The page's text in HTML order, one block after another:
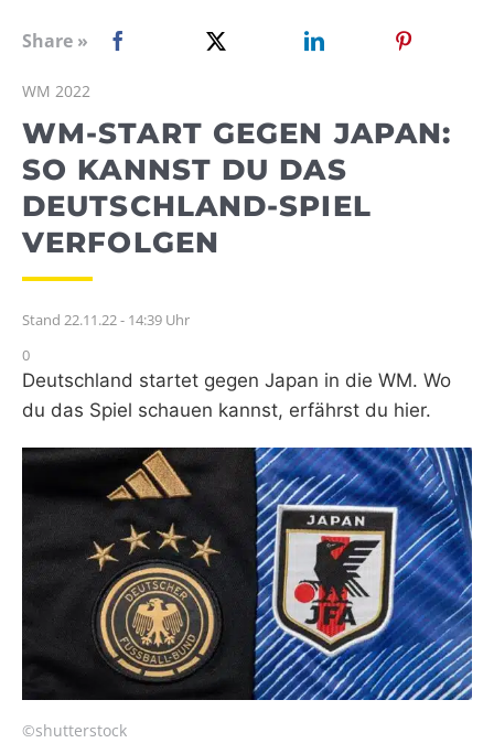
WEBRADIO
Share »
WM 2022
WM-START GEGEN JAPAN:
SO KANNST DU DAS
DEUTSCHLAND-SPIEL
VERFOLGEN
Stand 22.11.22 - 14:39 Uhr
0
Deutschland startet gegen Japan in die WM. Wo
du das Spiel schauen kannst, erfährst du hier.
©shutterstock